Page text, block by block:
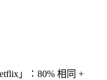
」：80% 相同 +